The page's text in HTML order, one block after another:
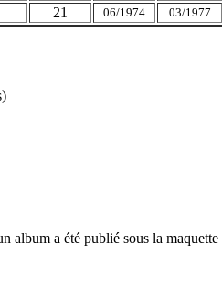
21 06/1974 03/1977
a été publié sous la